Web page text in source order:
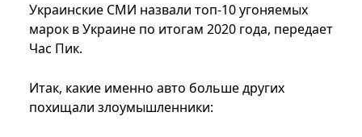
Украинские СМИ назвали топ-10 угоняемых
марок в Украине по итогам 2020 года, передает
Час Пик.
Итак, какие именно авто больше других
похищали злоумышленники: